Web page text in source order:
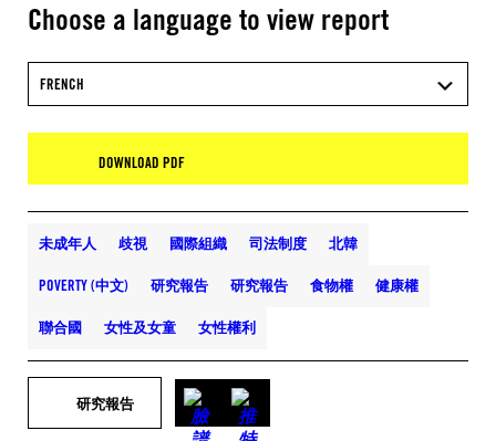
Choose a language to view report
FRENCH
DOWNLOAD PDF
未成年人 歧視 國際組織 司法制度 北韓
POVERTY (中文) 研究報告 研究報告 食物權 健康權
聯合國 女性及女童 女性權利
研究報告